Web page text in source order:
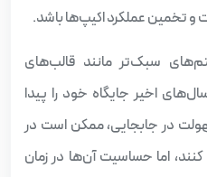
تخمین عملکرد اکیپ‌ها باشد.
سبک‌تر مانند قالب‌های
اخیر جایگاه خود را پیدا
در جابجایی، ممکن است در
اما حساسیت آن‌ها در زمان